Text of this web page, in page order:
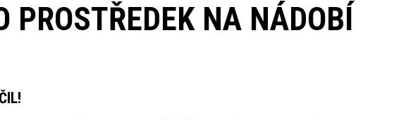
PROSTŘEDEK NA NÁDOBÍ